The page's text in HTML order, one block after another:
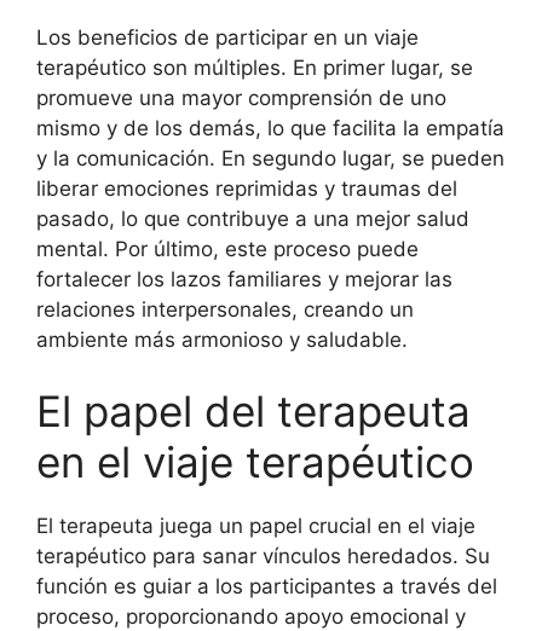
Los beneficios de participar en un viaje
terapéutico son múltiples. En primer lugar, se
promueve una mayor comprensión de uno
mismo y de los demás, lo que facilita la empatía
y la comunicación. En segundo lugar, se pueden
liberar emociones reprimidas y traumas del
pasado, lo que contribuye a una mejor salud
mental. Por último, este proceso puede
fortalecer los lazos familiares y mejorar las
relaciones interpersonales, creando un
ambiente más armonioso y saludable.
El papel del terapeuta
en el viaje terapéutico
El terapeuta juega un papel crucial en el viaje
terapéutico para sanar vínculos heredados. Su
función es guiar a los participantes a través del
proceso, proporcionando apoyo emocional y